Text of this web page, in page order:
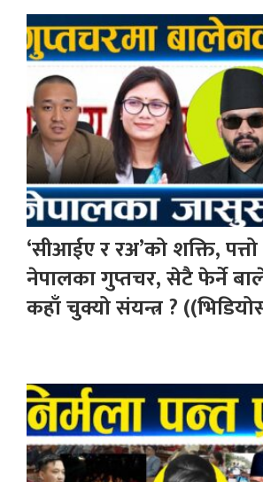
‘सीआईए र रअ’को शक्ति,
नेपालका गुप्तचर, सेटै फेर्ने
कहाँ चुक्यो संयन्त्र ?